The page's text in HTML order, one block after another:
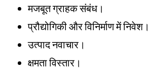
मजबूत ग्राहक संबंध।
प्रौद्योगिकी और विनिर्माण में निवेश।
उत्पाद नवाचार।
क्षमता विस्तार।